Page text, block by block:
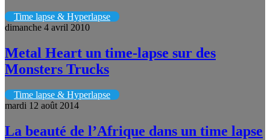
Time lapse & Hyperlapse
dimanche 4 avril 2010
Metal Heart un time-lapse sur des
Monsters Trucks
Time lapse & Hyperlapse
mardi 12 août 2014
La beauté de l’Afrique dans un time lapse